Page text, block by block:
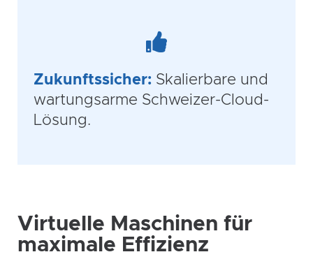
Zukunftssicher: Skalierbare und
wartungsarme Schweizer-Cloud-
Lösung.
Virtuelle Maschinen für
maximale Effizienz